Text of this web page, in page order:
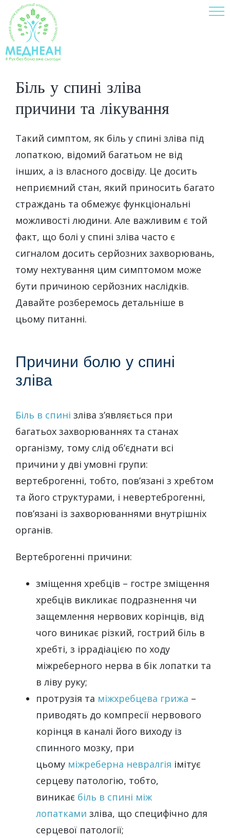
Skip
to
content
Біль у спині зліва –
причини та лікування
Такий симптом, як біль у спині зліва під
лопаткою, відомий багатьом не від
інших, а із власного досвіду. Це досить
неприємний стан, який приносить багато
страждань та обмежує функціональні
можливості людини. Але важливим є той
факт, що болі у спині зліва часто є
сигналом досить серйозних захворювань,
тому нехтування цим симптомом може
бути причиною серйозних наслідків.
Давайте розберемось детальніше в
цьому питанні.
Причини болю у спині
зліва
Біль в спині зліва з’являється при
багатьох захворюваннях та станах
організму, тому слід об’єднати всі
причини у дві умовні групи:
вертеброгенні, тобто, пов’язані з хребтом
та його структурами, і невертеброгенні,
пов’язані із захворюваннями внутрішніх
органів.
Вертеброгенні причини:
зміщення хребців – гостре зміщення
хребців викликає подразнення чи
защемлення нервових корінців, від
чого виникає різкий, гострий біль в
хребті, з іррадіацією по ходу
міжреберного нерва в бік лопатки та
в ліву руку;
протрузія та міжхребцева грижа –
приводять до компресії нервового
корінця в каналі його виходу із
спинного мозку, при
цьому міжреберна невралгія імітує
серцеву патологію, тобто,
виникає біль в спині між
лопатками зліва, що специфічно для
серцевої патології;